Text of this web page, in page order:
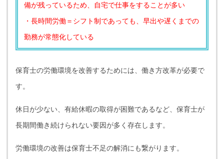
備が残っているため、自宅で仕事をすることが多い
・長時間労働＝シフト制であっても、早出や遅くまでの
勤務が常態化している
保育士の労働環境を改善するためには、働き方改革が必要で
す。
休日が少ない、有給休暇の取得が困難であるなど、保育士が
長期間働き続けられない要因が多く存在します。
労働環境の改善は保育士不足の解消にも繋がります。